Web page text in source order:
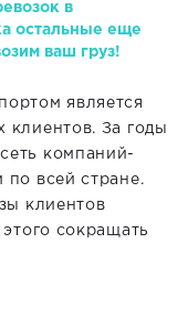
в
остальные еще
ваш груз!
является
клиентов. За годы
компаний-
по всей стране.
клиентов
сокращать